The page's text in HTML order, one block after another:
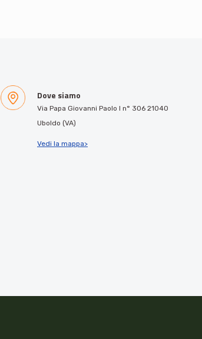
Dove siamo
Via Papa Giovanni Paolo I n° 306 21040
Uboldo (VA)
Vedi la mappa>